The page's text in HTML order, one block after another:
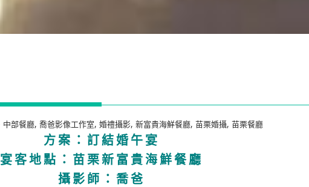
中部餐廳,喬爸影像工作室,婚禮攝影,新富貴海鮮餐廳,苗栗婚攝,苗栗餐廳
方案：訂結婚午宴
宴客地點：苗栗新富貴海鮮餐廳
攝影師：喬爸